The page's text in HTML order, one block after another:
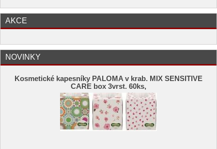
AKCE
NOVINKY
Kosmetické kapesníky PALOMA v krab. MIX SENSITIVE
CARE box 3vrst. 60ks,